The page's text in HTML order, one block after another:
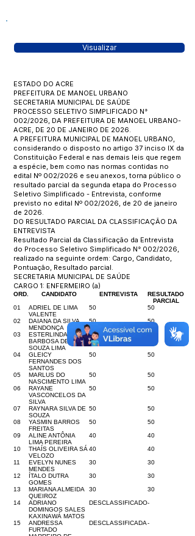
Visualizar
ESTADO DO ACRE
PREFEITURA DE MANOEL URBANO
SECRETARIA MUNICIPAL DE SAÚDE
PROCESSO SELETIVO SIMPLIFICADO N°
002/2026, DA PREFEITURA DE MANOEL URBANO-
ACRE, DE 20 DE JANEIRO DE 2026.
A PREFEITURA MUNICIPAL DE MANOEL URBANO,
considerando o disposto no artigo 37 inciso IX da
Constituição Federal e nas demais leis que regem
a espécie, bem como nas normas contidas no
edital Nº 002/2026 e seu anexos, torna público o
resultado parcial da segunda etapa do Processo
Seletivo Simplificado - Entrevista, conforme
previsto no edital Nº 002/2026, de 20 de janeiro
de 2026.
DO RESULTADO PARCIAL DA CLASSIFICAÇÃO DA
ENTREVISTA
Resultado Parcial da Classificação da Entrevista
do Processo Seletivo Simplificado N° 002/2026,
realizado na seguinte ordem: Cargo, Candidato,
Pontuação, Resultado parcial.
SECRETARIA MUNICIPAL DE SAÚDE
CARGO 1: ENFERMEIRO (a)
ORD. CANDIDATO ENTREVISTA
RESULTADO
PARCIAL
01
ADRIEL DE LIMA
VALENTE
50
50
02
DAIANA DA SILVA
MENDONÇA
50
50
03
ESTERLINDA
BARBOSA DE
SOUZA LIMA
50 50
04
GLEICY
FERNANDES DOS
SANTOS
50 50
05
MARLUS DO
NASCIMENTO LIMA
50
50
06
RAYANE
VASCONCELOS DA
SILVA
50 50
07
RAYNARA SILVA DE
SOUZA
50
50
08
YASMIN BARROS
FREITAS
50
50
09
ALINE ANTÔNIA
LIMA PEREIRA
40
40
10
THAÍS OLIVEIRA SÁ
VELOZO
40
40
11
EVELYN NUNES
MENDES
30
30
12
ÍTALO DUTRA
GOMES
30
30
13
MARIANA ALMEIDA
QUEIROZ
30
30
14
ADRIANO
DOMINGOS SALES
KAXINAWÁ MATOS
DESCLASSIFICADO-
15
ANDRESSA
FURTADO
DESCLASSIFICADA-